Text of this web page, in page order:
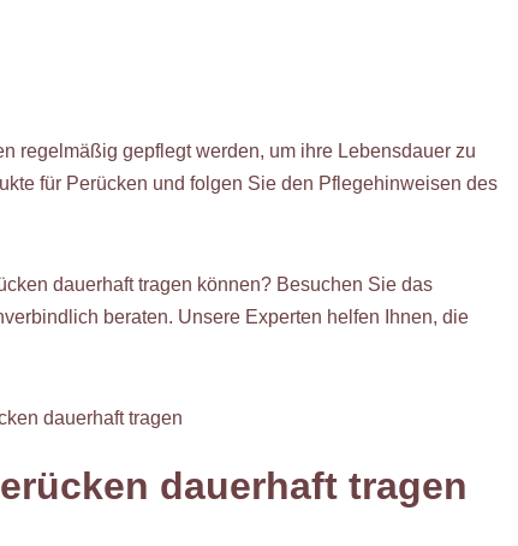
regelmäßig gepflegt werden, um ihre Lebensdauer zu
für Perücken und folgen Sie den Pflegehinweisen des
dauerhaft tragen können? Besuchen Sie das
beraten. Unsere Experten helfen Ihnen, die
dauerhaft tragen